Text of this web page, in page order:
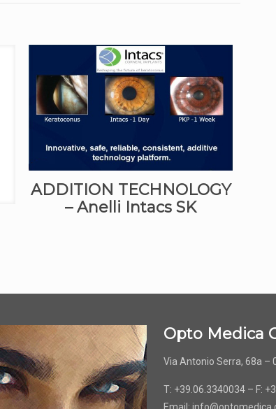
ADDITION TECHNOLOGY
– Anelli Intacs SK
Opto Medica
Via Antonio Serra, 68a –
T: +39.06.3340034 – F: